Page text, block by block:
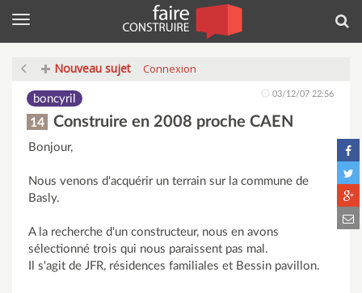
Menu
Nouveau sujet Connexion
boncyril 03/12/07 22:56
14 Construire en 2008 proche CAEN
Bonjour,
Nous venons d'acquérir un terrain sur la commune de
Basly.
A la recherche d'un constructeur, nous en avons
sélectionné trois qui nous paraissent pas mal.
Il s'agit de JFR, résidences familiales et Bessin pavillon.